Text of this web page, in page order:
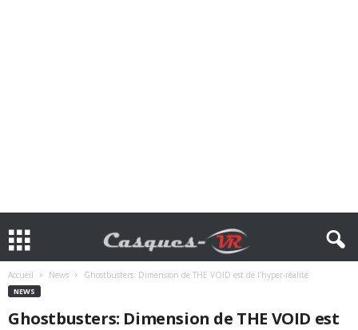
Accueil News Ghostbusters: Dimension de THE VOID est de l’hyper-réalité
NEWS
Ghostbusters: Dimension de THE VOID est